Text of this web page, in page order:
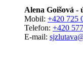
Alena Goišová -
Mobil: +420 725
Telefon: +420
E-mail: